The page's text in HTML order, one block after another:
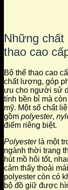
Những chất
thao cao
Bộ thể thao cao
chất lượng, góp
ưu cho người sử
tính bền bỉ mà
mỹ. Một số chất
gồm polyester,
điểm riêng biệt.
Polyesterlà một
ngành thời trang
hút mồ hôi tốt,
cảm thấy thoải
polyester còn có
bộ đồ giữ được